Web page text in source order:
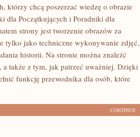
którzy chcą poszerzać wiedzę o obrazie
dla Początkujących i Poradniki dla
strony jest tworzenie obrazów za
tylko jako techniczne wykonywanie zdjęć,
historii. Na stronie można znaleźć
a także z tym, jak patrzeć uważniej. Dzięki
funkcję przewodnika dla osób, które
CONTINUE